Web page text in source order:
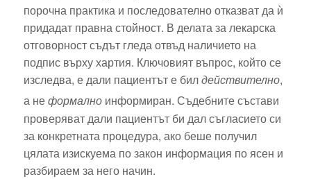
порочна практика и последователно отказват да ѝ
придадат правна стойност. В делата за лекарска
отговорност съдът гледа отвъд наличието на
подпис върху хартия. Ключовият въпрос, който се
изследва, е дали пациентът е билдействително,
а неформалноинформиран. Съдебните състави
проверяват дали пациентът би дал съгласието си
за конкретната процедура, ако беше получил
цялата изискуема по закон информация по ясен и
разбираем за него начин.